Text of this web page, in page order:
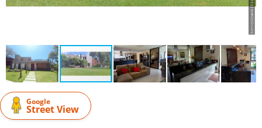
Google
Street View